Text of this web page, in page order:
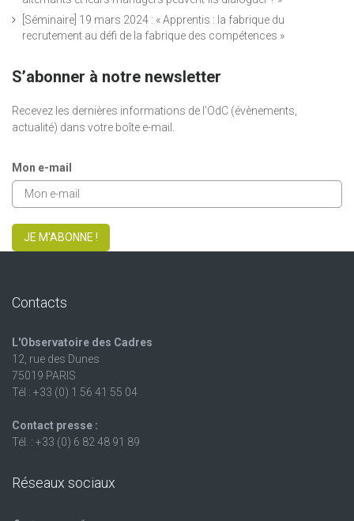
[Séminaire] 19 mars 2024 : « Apprentis : la fabrique du
recrutement au défi de la fabrique des compétences »
S’abonner à notre newsletter
Recevez les dernières informations de l’OdC (évènements,
actualité) dans votre boîte e-mail.
Mon e-mail
JE M'ABONNE !
Contacts
L'Observatoire des Cadres
12, rue des Dunes
75019 PARIS
Tél : +33 (0) 1 56 41 55 04
Contact presse :
Tél. : +33 (0) 6 82 48 91 89
Réseaux sociaux